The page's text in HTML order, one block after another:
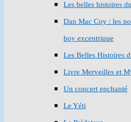
Les belles histoires
Dan Mac Coy : les
boy excentrique
Les Belles Histoires
Livre Merveilles et
Un concert enchanté
Le Yéti